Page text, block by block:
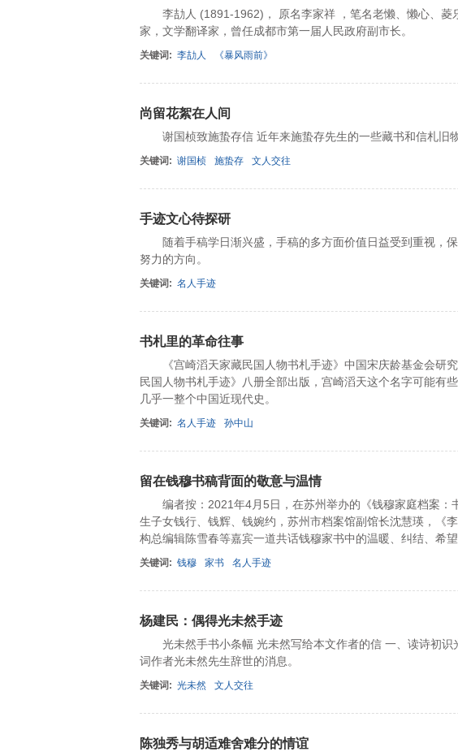
李劼人 (1891-1962)， 原名李家祥 ，笔名老懒、懒心、菱
家，文学翻译家，曾任成都市第一届人民政府副市长。
关键词: 李劼人 《暴风雨前》
尚留花絮在人间
谢国桢致施蛰存信 近年来施蛰存先生的一些藏书和信札旧物
关键词: 谢国桢 施蛰存 文人交往
手迹文心待探研
随着手稿学日渐兴盛，手稿的多方面价值日益受到重视，保
努力的方向。
关键词: 名人手迹
书札里的革命往事
《宫崎滔天家藏民国人物书札手迹》中国宋庆龄基金会研
民国人物书札手迹》八册全部出版，宫崎滔天这个名字可能有
几乎一整个中国近现代史。
关键词: 名人手迹 孙中山
留在钱穆书稿背面的敬意与温情
编者按：2021年4月5日，在苏州举办的《钱穆家庭档案：
生子女钱行、钱辉、钱婉约，苏州市档案馆副馆长沈慧瑛，《
构总编辑陈雪春等嘉宾一道共话钱穆家书中的温暖、纠结、希望
关键词: 钱穆 家书 名人手迹
杨建民：偶得光未然手迹
光未然手书小条幅 光未然写给本文作者的信 一、读诗初识
词作者光未然先生辞世的消息。
关键词: 光未然 文人交往
陈独秀与胡适难舍难分的情谊